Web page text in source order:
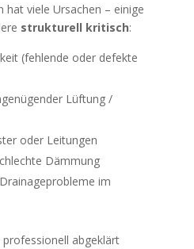
hat viele Ursachen – einige
strukturell kritisch:
(fehlende oder defekte
Lüftung /
oder Leitungen
Dämmung
im
abgeklärt